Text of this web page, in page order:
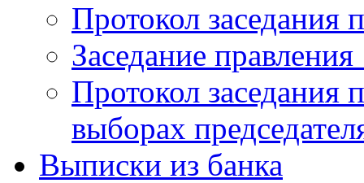
Протокол заседания
Заседание
Протокол заседания
выборах
Выписки из банка